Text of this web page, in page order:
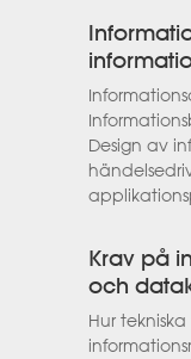
Design av
Krav på
och
Hur